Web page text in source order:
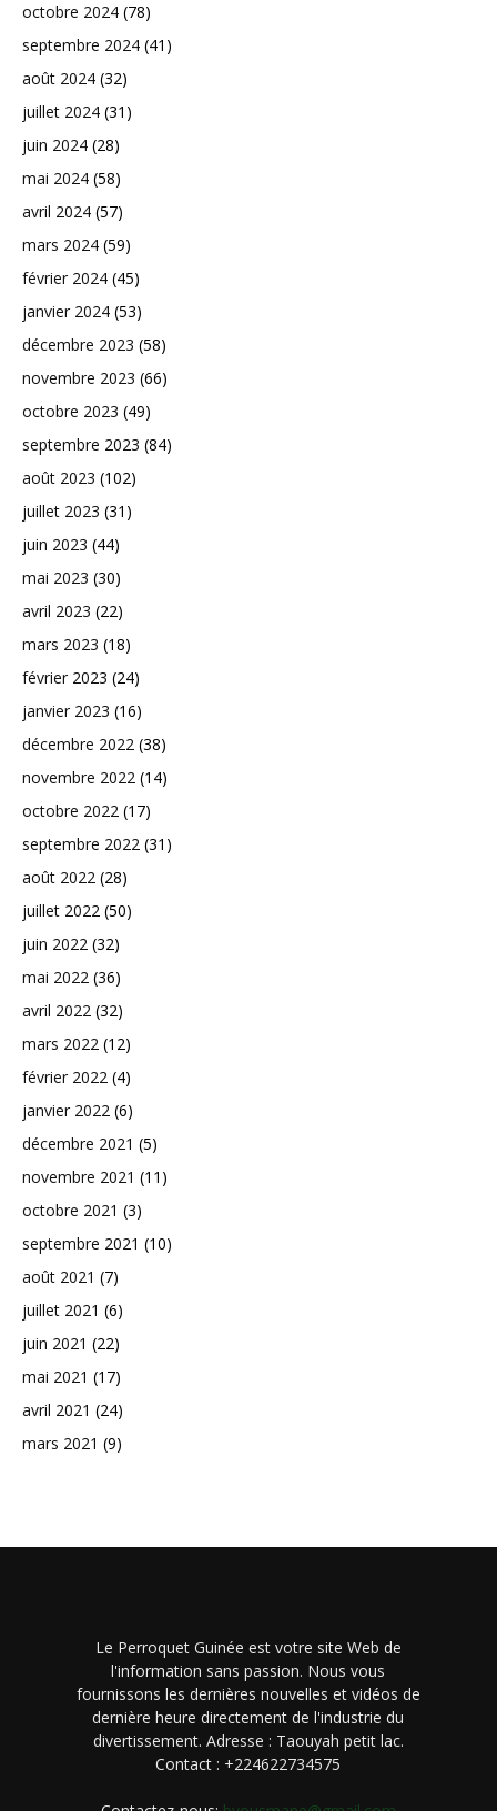
octobre 2024 (78)
septembre 2024 (41)
août 2024 (32)
juillet 2024 (31)
juin 2024 (28)
mai 2024 (58)
avril 2024 (57)
mars 2024 (59)
février 2024 (45)
janvier 2024 (53)
décembre 2023 (58)
novembre 2023 (66)
octobre 2023 (49)
septembre 2023 (84)
août 2023 (102)
juillet 2023 (31)
juin 2023 (44)
mai 2023 (30)
avril 2023 (22)
mars 2023 (18)
février 2023 (24)
janvier 2023 (16)
décembre 2022 (38)
novembre 2022 (14)
octobre 2022 (17)
septembre 2022 (31)
août 2022 (28)
juillet 2022 (50)
juin 2022 (32)
mai 2022 (36)
avril 2022 (32)
mars 2022 (12)
février 2022 (4)
janvier 2022 (6)
décembre 2021 (5)
novembre 2021 (11)
octobre 2021 (3)
septembre 2021 (10)
août 2021 (7)
juillet 2021 (6)
juin 2021 (22)
mai 2021 (17)
avril 2021 (24)
mars 2021 (9)
Le Perroquet Guinée est votre site Web de
l'information sans passion. Nous vous
fournissons les dernières nouvelles et vidéos de
dernière heure directement de l'industrie du
divertissement. Adresse : Taouyah petit lac.
Contact : +224622734575